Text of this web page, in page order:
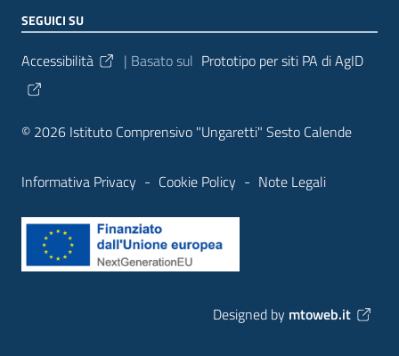
SEGUICI SU
Sezione Link Utili
Accessibilità | Basato sul Prototipo per siti PA di AgID
© 2026 Istituto Comprensivo "Ungaretti" Sesto Calende
Informativa Privacy - Cookie Policy - Note Legali
Designed by mtoweb.it